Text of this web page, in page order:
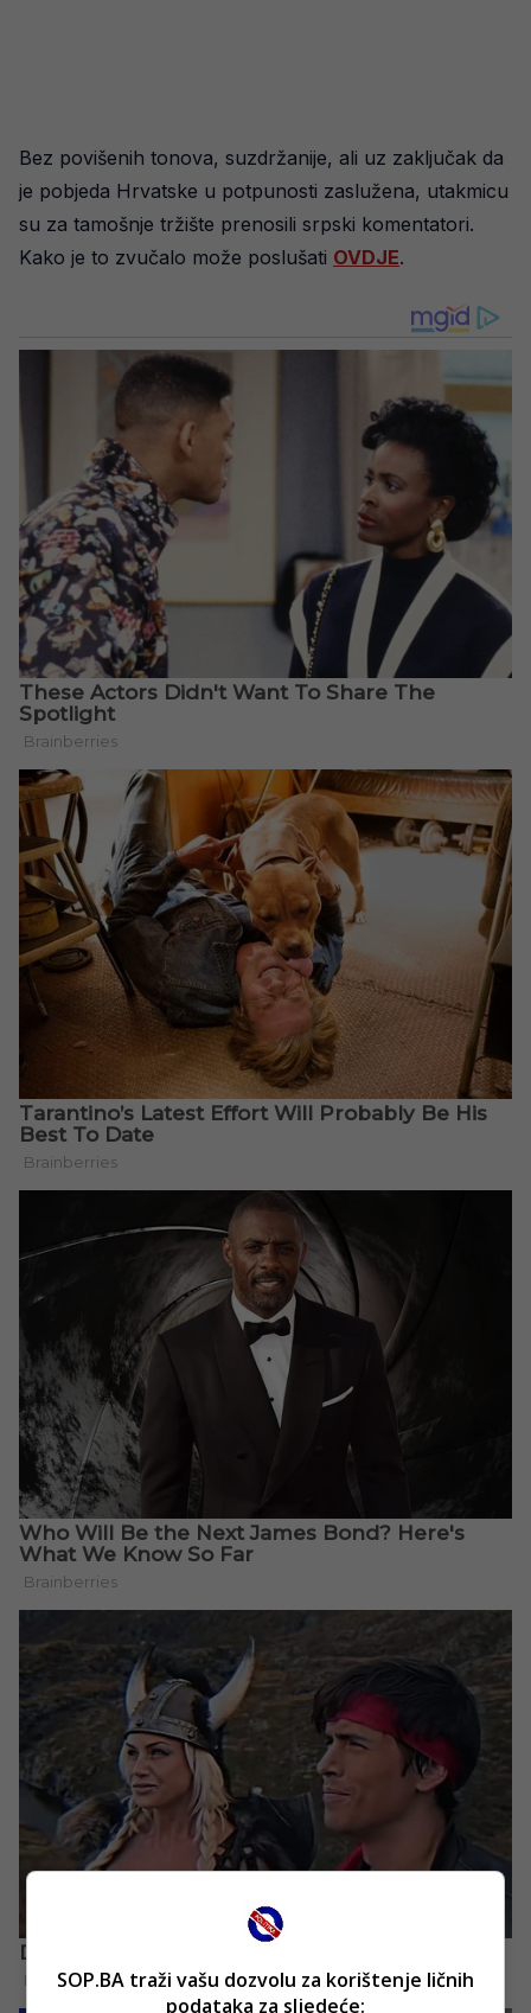
Bez povišenih tonova, suzdržanije, ali uz zaključak da
je pobjeda Hrvatske u potpunosti zaslužena, utakmicu
su za tamošnje tržište prenosili srpski komentatori.
Kako je to zvučalo može poslušati OVDJE.
SOP.BA traži vašu dozvolu za korištenje ličnih
podataka za sljedeće: